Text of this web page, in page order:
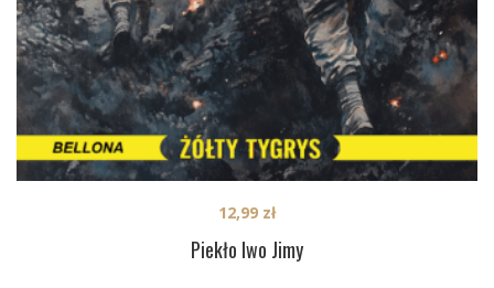
Piekło Iwo Jimy
12,99 zł